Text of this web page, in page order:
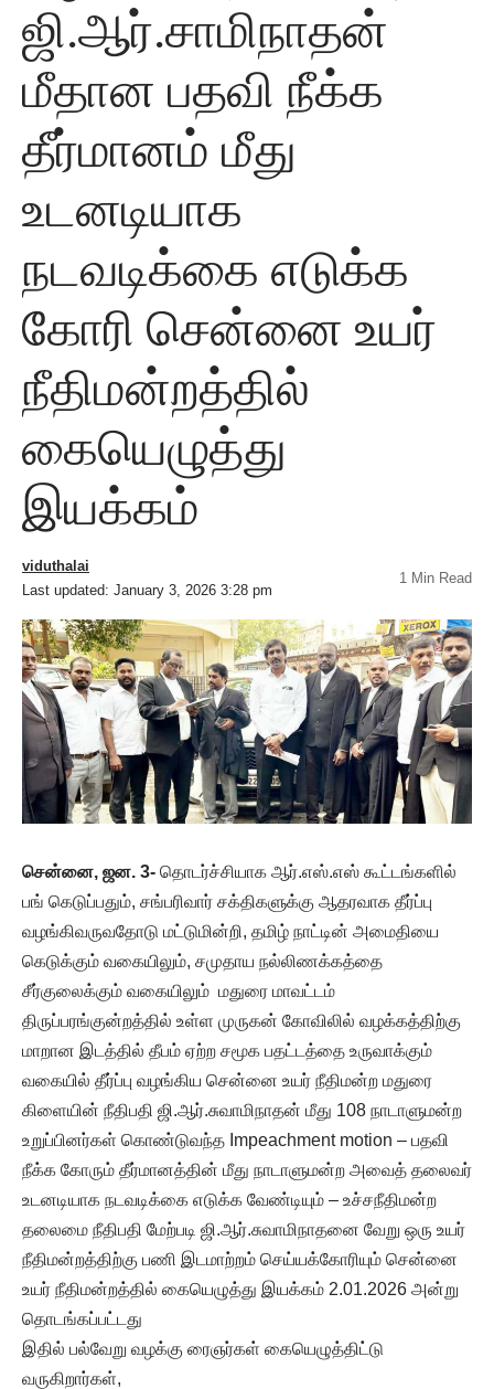
ஜி.ஆர்.சாமிநாதன்
மீதான பதவி நீக்க
தீர்மானம் மீது
உடனடியாக
நடவடிக்கை எடுக்க
கோரி சென்னை உயர்
நீதிமன்றத்தில்
கையெழுத்து
இயக்கம்
Last updated: January 3, 2026 3:28 pm
viduthalai
1 Min Read
சென்னை, ஜன. 3- தொடர்ச்சியாக ஆர்.எஸ்.எஸ் கூட்டங்களில்
பங் கெடுப்பதும், சங்பரிவார் சக்திகளுக்கு ஆதரவாக தீர்ப்பு
வழங்கிவருவதோடு மட்டுமின்றி, தமிழ் நாட்டின் அமைதியை
கெடுக்கும் வகையிலும், சமுதாய நல்லிணக்கத்தை
சீர்குலைக்கும் வகையிலும் மதுரை மாவட்டம்
திருப்பரங்குன்றத்தில் உள்ள முருகன் கோவிலில் வழக்கத்திற்கு
மாறான இடத்தில் தீபம் ஏற்ற சமூக பதட்டத்தை உருவாக்கும்
வகையில் தீர்ப்பு வழங்கிய சென்னை உயர் நீதிமன்ற மதுரை
கிளையின் நீதிபதி ஜி.ஆர்.சுவாமிநாதன் மீது 108 நாடாளுமன்ற
உறுப்பினர்கள் கொண்டுவந்த Impeachment motion – பதவி
நீக்க கோரும் தீர்மானத்தின் மீது நாடாளுமன்ற அவைத் தலைவர்
உடனடியாக நடவடிக்கை எடுக்க வேண்டியும் – உச்சநீதிமன்ற
தலைமை நீதிபதி மேற்படி ஜி.ஆர்.சுவாமிநாதனை வேறு ஒரு உயர்
நீதிமன்றத்திற்கு பணி இடமாற்றம் செய்யக்கோரியும் சென்னை
உயர் நீதிமன்றத்தில் கையெழுத்து இயக்கம் 2.01.2026 அன்று
தொடங்கப்பட்டது
இதில் பல்வேறு வழக்கு ரைஞர்கள் கையெழுத்திட்டு
வருகிறார்கள்,